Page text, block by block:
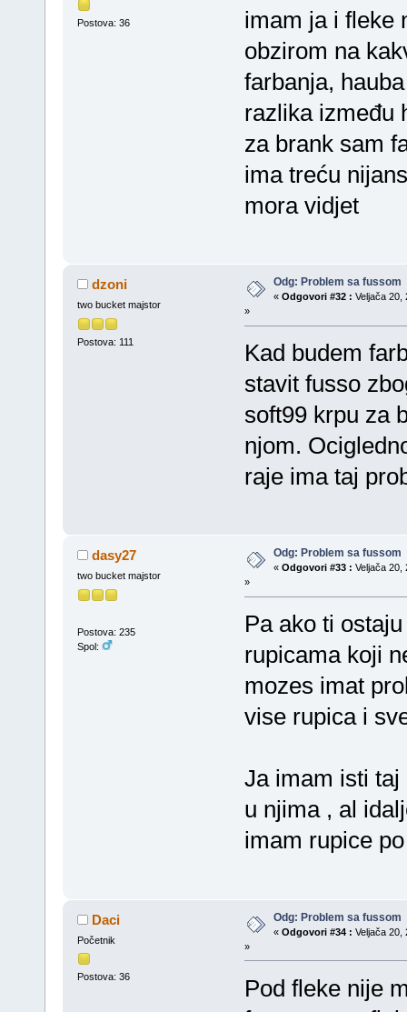
Postova: 36
imam ja i fleke
obzirom na
farbanja,
razlika između
za brank sam
ima treću
mora vidjet
dzoni
two bucket majstor
Postova: 111
Odg: Problem sa fussom
« Odgovori #32 : Veljača 20,
»
Kad budem
stavit fusso
soft99 krpu za
njom.
raje ima taj
dasy27
two bucket majstor
Postova: 235
Spol:
Odg: Problem sa fussom
« Odgovori #33 : Veljača 20,
»
Pa ako ti
rupicama koji
mozes imat
vise rupica i
Ja imam isti
u njima , al
imam rupice
Daci
Početnik
Postova: 36
Odg: Problem sa fussom
« Odgovori #34 : Veljača 20,
»
Pod fleke nije